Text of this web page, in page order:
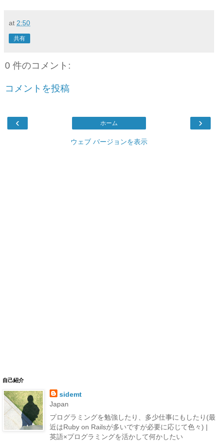
at 2:50
共有
0 件のコメント:
コメントを投稿
‹ ›
ホーム
ウェブ バージョンを表示
自己紹介
sidemt
Japan
プログラミングを勉強したり、多少仕事にもしたり(最
近はRuby on Railsが多いですが必要に応じて色々) |
英語×プログラミングを活かして何かしたい